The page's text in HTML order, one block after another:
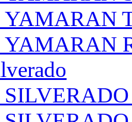
YAMARAN
YAMARAN